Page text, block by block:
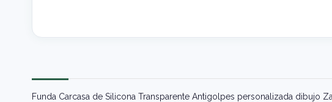
Funda Carcasa de Silicona Transparente Antigolpes personalizada dibujo